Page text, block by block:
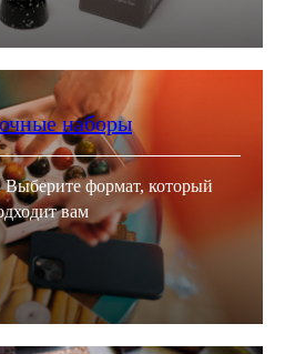
наборы
Выберите формат, который
вам